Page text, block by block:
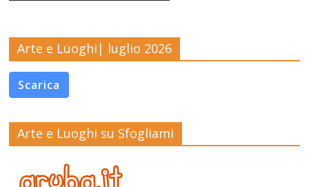
Arte e Luoghi| luglio 2026
Scarica
Arte e Luoghi su Sfogliami